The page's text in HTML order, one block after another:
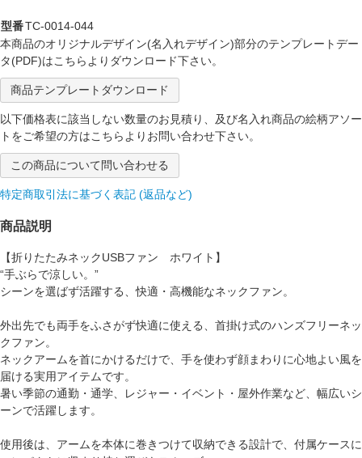
型番TC-0014-044
本商品のオリジナルデザイン(名入れデザイン)部分のテンプレートデー
タ(PDF)はこちらよりダウンロード下さい。
商品テンプレートダウンロード
以下価格表に該当しない数量のお見積り、及び名入れ商品の絵柄アソー
トをご希望の方はこちらよりお問い合わせ下さい。
この商品について問い合わせる
特定商取引法に基づく表記 (返品など)
商品説明
【折りたたみネックUSBファン ホワイト】
“手ぶらで涼しい。”
シーンを選ばず活躍する、快適・高機能なネックファン。
外出先でも両手をふさがず快適に使える、首掛け式のハンズフリーネッ
クファン。
ネックアームを首にかけるだけで、手を使わず顔まわりに心地よい風を
届ける実用アイテムです。
暑い季節の通勤・通学、レジャー・イベント・屋外作業など、幅広いシ
ーンで活躍します。
使用後は、アームを本体に巻きつけて収納できる設計で、付属ケースに